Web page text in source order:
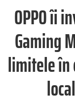
OPPO îi
Gaming
limitele